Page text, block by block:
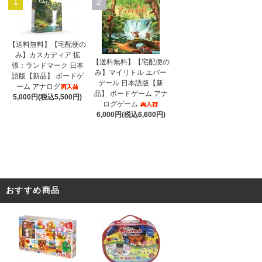
【送料無料】【宅配便の
み】カスカディア 拡
張：ランドマーク 日本
語版【新品】 ボードゲ
ーム アナログ
5,000円(税込5,500円)
【送料無料】【宅配便の
み】マイリトル エバー
デール 日本語版【新
品】 ボードゲーム アナ
ログゲーム
6,000円(税込6,600円)
おすすめ商品